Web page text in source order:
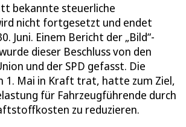
bekannte steuerliche
nicht fortgesetzt und endet
Juni. Einem Bericht der „Bild“-
dieser Beschluss von den
und der SPD gefasst. Die
1. Mai in Kraft trat, hatte zum Ziel,
für Fahrzeugführende durch
zu reduzieren.